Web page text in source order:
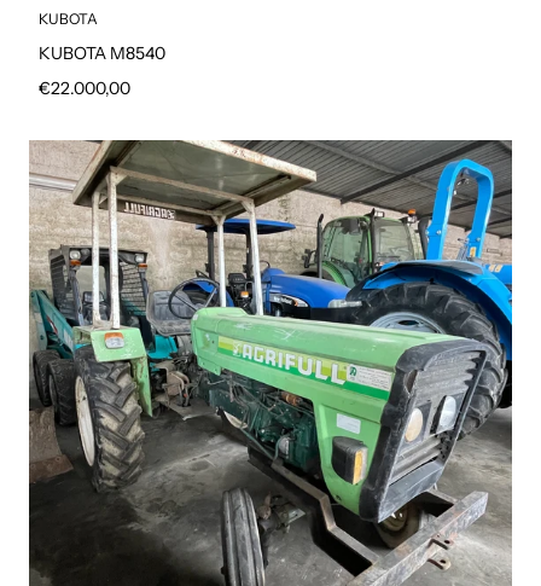
KUBOTA
KUBOTA M8540
Prezzo regolare
€22.000,00